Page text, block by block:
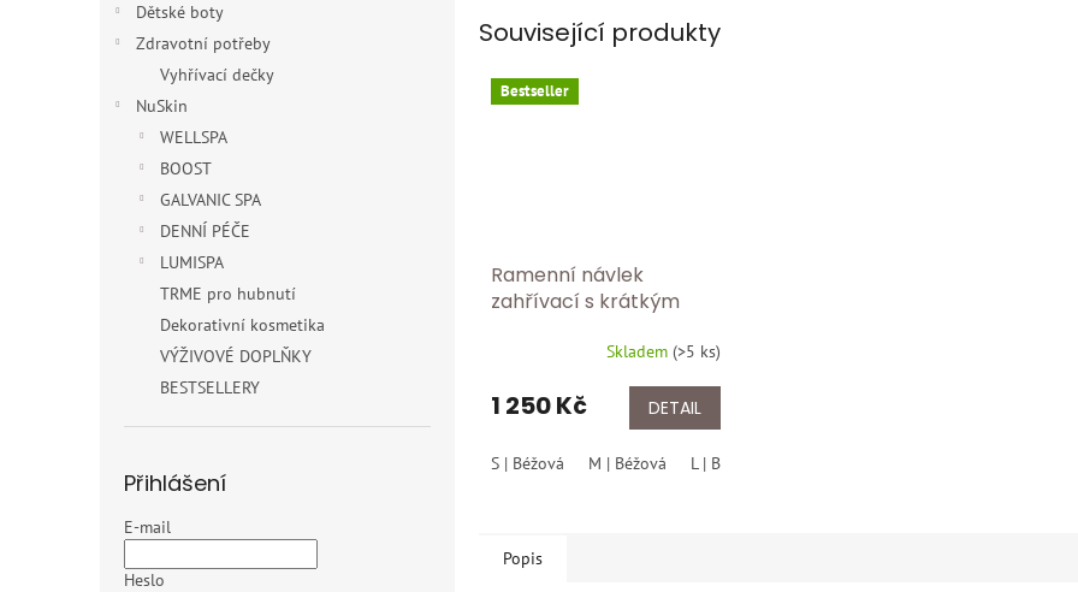
Dětské boty
Zdravotní potřeby
Vyhřívací dečky
NuSkin
WELLSPA
BOOST
GALVANIC SPA
DENNÍ PÉČE
LUMISPA
TRME pro hubnutí
Dekorativní kosmetika
VÝŽIVOVÉ DOPLŇKY
BESTSELLERY
Přihlášení
E-mail
Heslo
Související produkty
Bestseller
Ramenní návlek
zahřívací s krátkým
Hřejivý návlek na
ramena Medima –
přírodní ochrana
produktu
z
Skladem (>5 ks)
1 250 Kč DETAIL
S | Béžová M | Béžová L | Béžová
Popis